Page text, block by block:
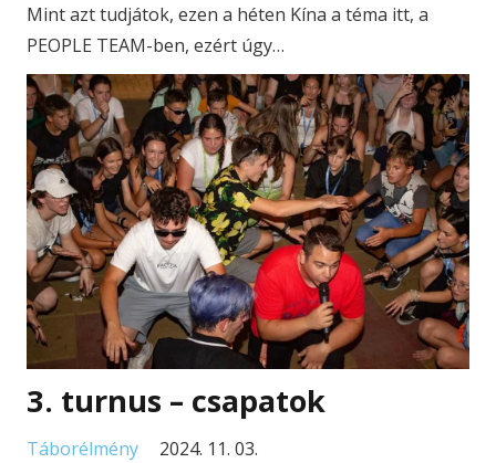
Mint azt tudjátok, ezen a héten Kína a téma itt, a
PEOPLE TEAM-ben, ezért úgy…
3. turnus – csapatok
Táborélmény
2024. 11. 03.